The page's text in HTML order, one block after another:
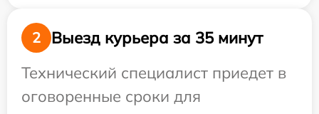
2
Выезд курьера за 35 минут
Технический специалист приедет в
оговоренные сроки для